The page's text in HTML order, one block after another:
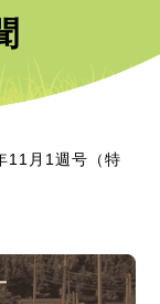
11月1週号（特